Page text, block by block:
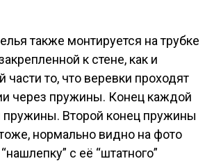
также монтируется на трубке
к стене, как и
то, что веревки проходят
через пружины. Конец каждой
Второй конец пружины
нормально видно на фото
с её “штатного”